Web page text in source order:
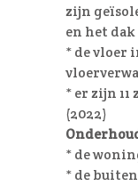
zijn
en het
* de vloer
* er zijn
(2022)
* de
* de